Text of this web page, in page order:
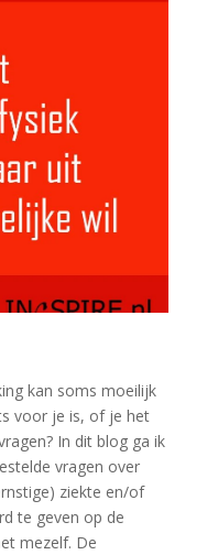
kan soms moeilijk
voor je is, of je het
In dit blog ga ik
vragen over
ziekte en/of
te geven op de
mezelf. De